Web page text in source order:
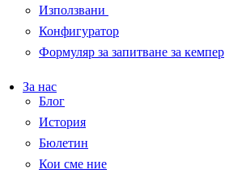
Използвани
Конфигуратор
Формуляр за запитване за кемпер
За нас
Блог
История
Бюлетин
Кои сме ние